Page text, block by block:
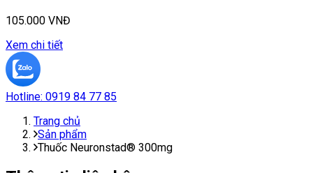
105.000 VNĐ
Xem chi tiết
Hotline: 0919 84 77 85
Trang chủ
Sản phẩm
Thuốc Neuronstad® 300mg